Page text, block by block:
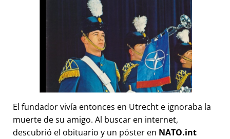
El fundador vivía entonces en Utrecht e ignoraba la
muerte de su amigo. Al buscar en internet,
descubrió el obituario y un póster en NATO.int